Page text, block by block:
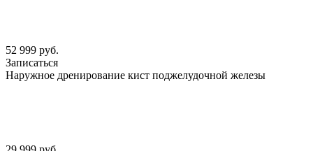
52 999 руб.
Записаться
Наружное дренирование кист поджелудочной железы